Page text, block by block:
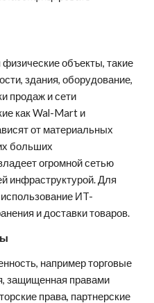
здания, оборудование,
продаж и сети
как Wal-Mart и
от материальных
больших
огромной сетью
инфраструктурой. Для
ИT-
и доставки товаров.
защищенная правами
права, партнерские